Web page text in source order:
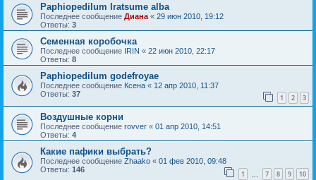
Paphiopedilum Iratsume alba
Последнее сообщение Диана « 29 июн 2010, 19:12
Ответы: 3
Семенная коробочка
Последнее сообщение IRIN « 22 июн 2010, 22:17
Ответы: 8
Paphiopedilum godefroyae
Последнее сообщение Ксена « 12 апр 2010, 11:37
Ответы: 37 1 2 3
Воздушные корни
Последнее сообщение rovver « 01 апр 2010, 14:51
Ответы: 4
Какие пафики выбрать?
Последнее сообщение Zhaako « 01 фев 2010, 09:48
Ответы: 146 1 7 8 9 10